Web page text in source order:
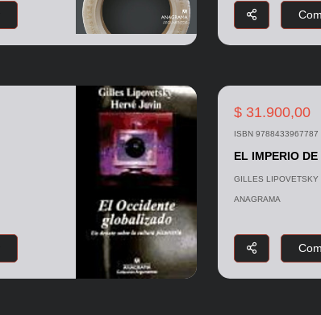
$ 31.900,00
ISBN 9788433967787
EL IMPERIO
GILLES LIPOVETSKY
ANAGRAMA